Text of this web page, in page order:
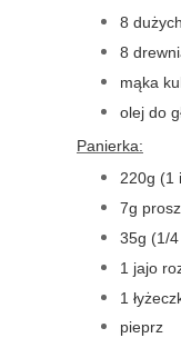
8
8
mąka
olej do
Panierka:
220g (1
7g
35g (1/
1 jajo
1
pieprz